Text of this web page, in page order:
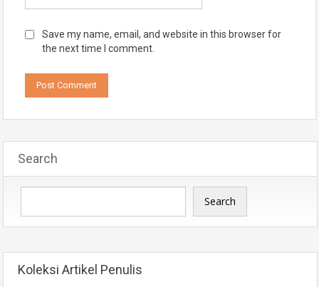
Save my name, email, and website in this browser for
the next time I comment.
Search
Search
Koleksi Artikel Penulis